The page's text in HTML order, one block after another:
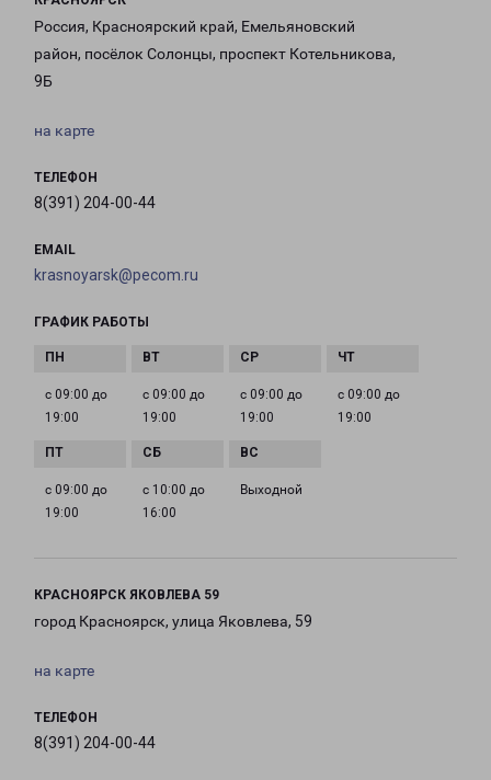
Россия, Красноярский край, Емельяновский
район, посёлок Солонцы, проспект Котельникова,
9Б
на карте
ТЕЛЕФОН
8(391) 204-00-44
EMAIL
krasnoyarsk@pecom.ru
ГРАФИК РАБОТЫ
с 09:00 до
19:00
с 09:00 до
19:00
с 09:00 до
19:00
с 09:00 до
19:00
с 09:00 до
19:00
с 10:00 до
16:00
Выходной
КРАСНОЯРСК ЯКОВЛЕВА 59
город Красноярск, улица Яковлева, 59
на карте
ТЕЛЕФОН
8(391) 204-00-44